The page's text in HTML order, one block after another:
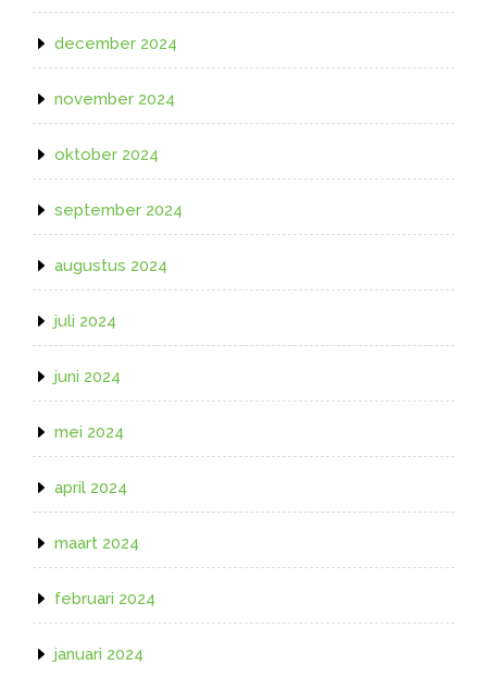
december 2024
november 2024
oktober 2024
september 2024
augustus 2024
juli 2024
juni 2024
mei 2024
april 2024
maart 2024
februari 2024
januari 2024